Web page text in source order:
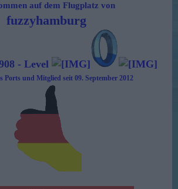
auf dem Flugplatz von
fuzzyhamburg
- Level
Ports und Mitglied seit 09. September 2012